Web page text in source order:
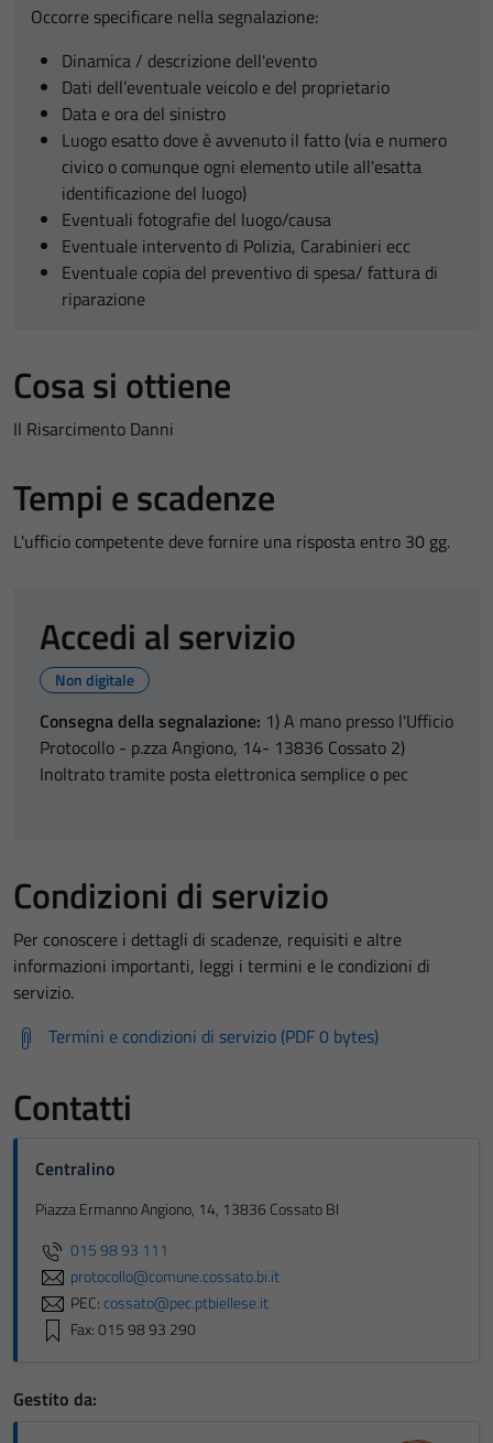
Occorre specificare nella segnalazione:
Dinamica / descrizione dell'evento
Dati dell’eventuale veicolo e del proprietario
Data e ora del sinistro
Luogo esatto dove è avvenuto il fatto (via e numero
civico o comunque ogni elemento utile all'esatta
identificazione del luogo)
Eventuali fotografie del luogo/causa
Eventuale intervento di Polizia, Carabinieri ecc
Eventuale copia del preventivo di spesa/ fattura di
riparazione
Cosa si ottiene
Il Risarcimento Danni
Tempi e scadenze
L'ufficio competente deve fornire una risposta entro 30 gg.
Accedi al servizio
Non digitale
Consegna della segnalazione: 1) A mano presso l'Ufficio
Protocollo - p.zza Angiono, 14- 13836 Cossato 2)
Inoltrato tramite posta elettronica semplice o pec
Condizioni di servizio
Per conoscere i dettagli di scadenze, requisiti e altre
informazioni importanti, leggi i termini e le condizioni di
servizio.
Termini e condizioni di servizio (PDF 0 bytes)
Contatti
Centralino
Piazza Ermanno Angiono, 14, 13836 Cossato BI
015 98 93 111
protocollo@comune.cossato.bi.it
PEC:cossato@pec.ptbiellese.it
Fax: 015 98 93 290
Gestito da: